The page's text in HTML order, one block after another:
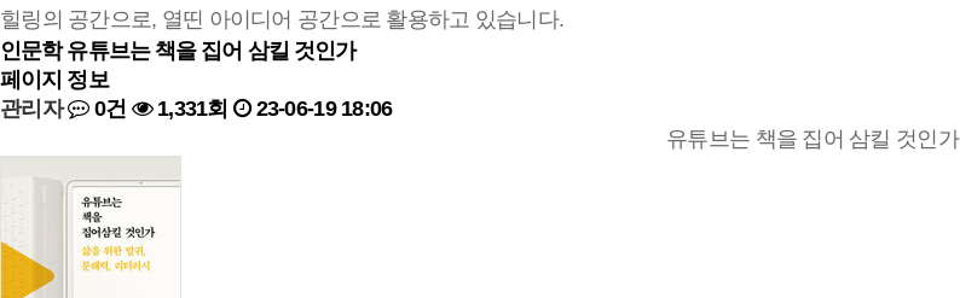
힐링의 공간으로, 열띤 아이디어 공간으로 활용하고 있습니다.
인문학 유튜브는 책을 집어 삼킬 것인가
페이지 정보
관리자
0건 1,331회
23-06-19 18:06
유튜브는 책을 집어 삼킬 것인가